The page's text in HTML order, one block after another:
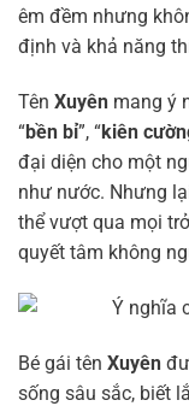
êm đềm nhưng
định và khả năng
Tên Xuyên mang ý
“bền bỉ”, “kiên
đại diện cho một
như nước. Nhưng
thể vượt qua mọi
quyết tâm không
Bé gái tên Xuyên
sống sâu sắc, biết